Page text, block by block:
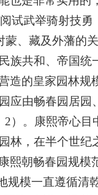
试武举骑射技
、藏及外藩的
族共和、帝国统
造的皇家园林
应由畅春园居
）。康熙帝心
林，在半个世
熙朝畅春园规模
规模一直遵循